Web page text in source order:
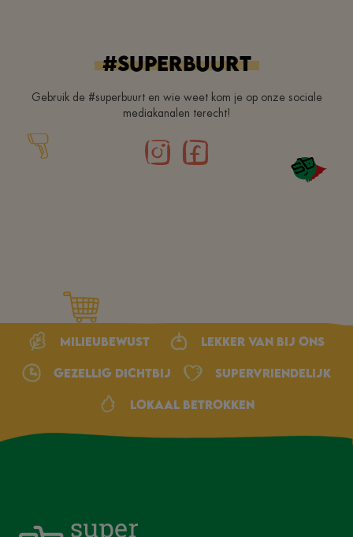
#superbuurt
Gebruik de #superbuurt en wie weet kom je op onze sociale
mediakanalen terecht!
Milieubewust Lekker van bij ons
Gezellig dichtbij Supervriendelijk
Lokaal betrokken